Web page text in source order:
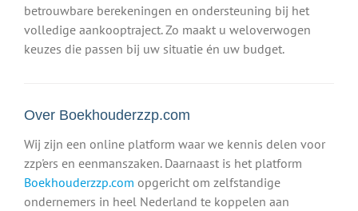
betrouwbare berekeningen en ondersteuning bij het
volledige aankooptraject. Zo maakt u weloverwogen
keuzes die passen bij uw situatie én uw budget.
Over Boekhouderzzp.com
Wij zijn een online platform waar we kennis delen voor
zzp'ers en eenmanszaken. Daarnaast is het platform
Boekhouderzzp.com opgericht om zelfstandige
ondernemers in heel Nederland te koppelen aan